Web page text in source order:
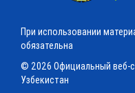
При использовании
обязательна
© 2026 Официальный веб-
Узбекистан